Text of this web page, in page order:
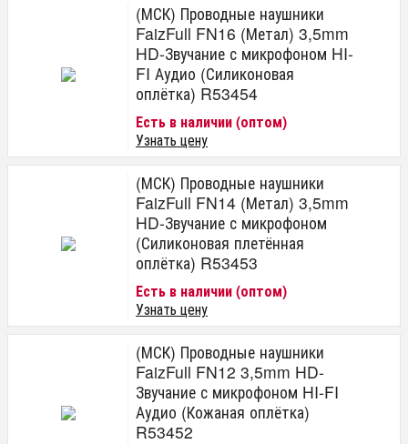
(МСК) Проводные наушники
FaizFull FN16 (Метал) 3,5mm
HD-Звучание с микрофоном HI-
FI Аудио (Силиконовая
оплётка) R53454
Есть в наличии (оптом)
Узнать цену
(МСК) Проводные наушники
FaizFull FN14 (Метал) 3,5mm
HD-Звучание с микрофоном
(Силиконовая плетённая
оплётка) R53453
Есть в наличии (оптом)
Узнать цену
(МСК) Проводные наушники
FaizFull FN12 3,5mm HD-
Звучание с микрофоном HI-FI
Аудио (Кожаная оплётка)
R53452